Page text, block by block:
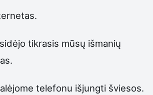
tikrasis mūsų išmanių
telefonu išjungti šviesos.